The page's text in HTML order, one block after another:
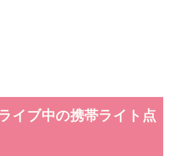
イブ中の携帯ライト点